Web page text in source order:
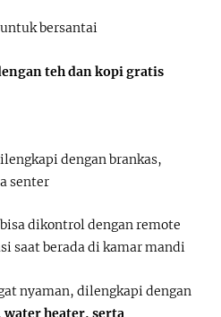
untuk bersantai
teh dan kopi gratis
dengan brankas,
senter
dikontrol dengan remote
saat berada di kamar mandi
nyaman, dilengkapi dengan
heater, serta